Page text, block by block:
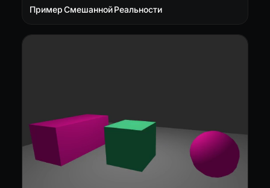
Пример Смешанной Реальности